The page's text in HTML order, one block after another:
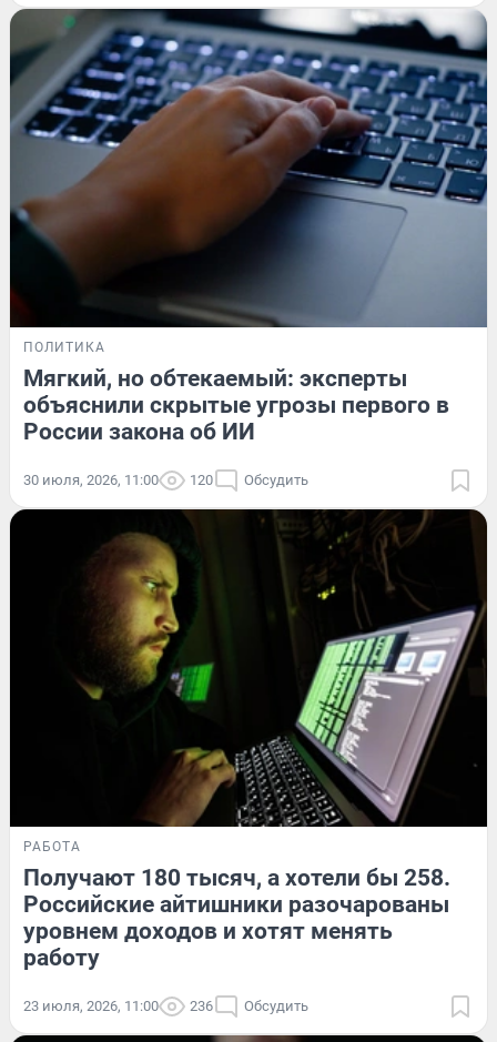
ПОЛИТИКА
Мягкий, но обтекаемый: эксперты
объяснили скрытые угрозы первого в
России закона об ИИ
30 июля, 2026, 11:00 120 Обсудить
РАБОТА
Получают 180 тысяч, а хотели бы 258.
Российские айтишники разочарованы
уровнем доходов и хотят менять
работу
23 июля, 2026, 11:00 236 Обсудить